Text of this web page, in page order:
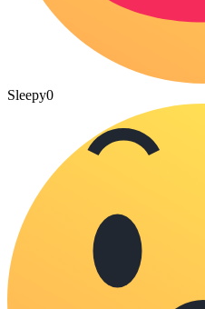
Sleepy0